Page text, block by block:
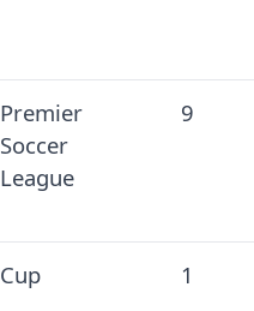
Premier
Soccer
League
9
Cup 1